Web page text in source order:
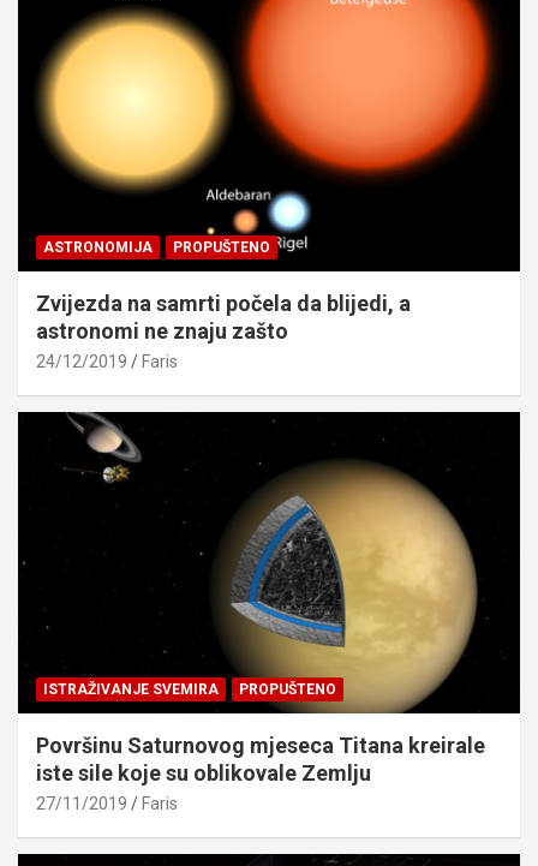
ASTRONOMIJA PROPUŠTENO
Zvijezda na samrti počela da blijedi, a
astronomi ne znaju zašto
24/12/2019 Faris
ISTRAŽIVANJE SVEMIRA PROPUŠTENO
Površinu Saturnovog mjeseca Titana kreirale
iste sile koje su oblikovale Zemlju
27/11/2019 Faris